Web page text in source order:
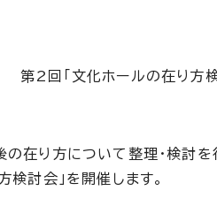
第2回「文化ホールの在り方
在り方について整理・検討
検討会」を開催します。